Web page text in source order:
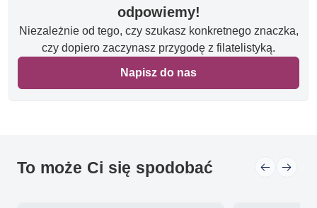
odpowiemy!
Niezależnie od tego, czy szukasz konkretnego znaczka,
czy dopiero zaczynasz przygodę z filatelistyką.
Napisz do nas
To może Ci się spodobać